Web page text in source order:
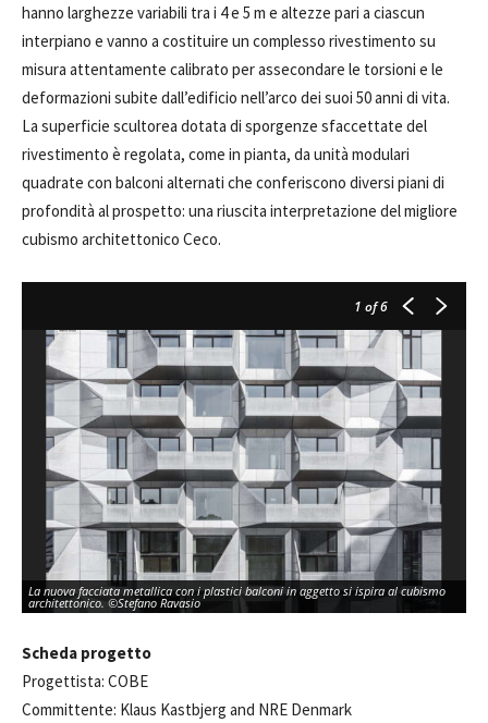
hanno larghezze variabili tra i 4 e 5 m e altezze pari a ciascun
interpiano e vanno a costituire un complesso rivestimento su
misura attentamente calibrato per assecondare le torsioni e le
deformazioni subite dall’edificio nell’arco dei suoi 50 anni di vita.
La superficie scultorea dotata di sporgenze sfaccettate del
rivestimento è regolata, come in pianta, da unità modulari
quadrate con balconi alternati che conferiscono diversi piani di
profondità al prospetto: una riuscita interpretazione del migliore
cubismo architettonico Ceco.
1 of 6
La nuova facciata metallica con i plastici balconi in aggetto si ispira al cubismo
architettonico. ©Stefano Ravasio
Scheda progetto
Progettista: COBE
Committente: Klaus Kastbjerg and NRE Denmark